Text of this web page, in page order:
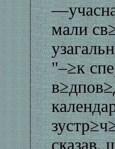
мали
"–≥к
сказав,